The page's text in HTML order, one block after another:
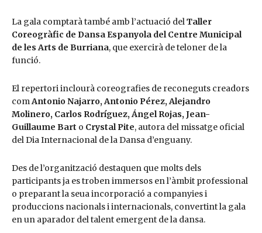
La gala comptarà també amb l’actuació delTaller
Coreogràfic de Dansa Espanyola del Centre Municipal
de les Arts de Burriana, que exercirà de teloner de la
funció.
El repertori inclourà coreografies de reconeguts creadors
comAntonio Najarro, Antonio Pérez, Alejandro
Molinero, Carlos Rodríguez, Ángel Rojas, Jean-
Guillaume Bart o Crystal Pite, autora del missatge oficial
del Dia Internacional de la Dansa d’enguany.
Des de l’organització destaquen que molts dels
participants ja es troben immersos en l’àmbit professional
o preparant la seua incorporació a companyies i
produccions nacionals i internacionals, convertint la gala
en un aparador del talent emergent de la dansa.